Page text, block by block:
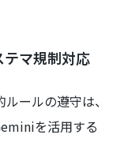
マ規制対応
ールの遵守は、
を活用する